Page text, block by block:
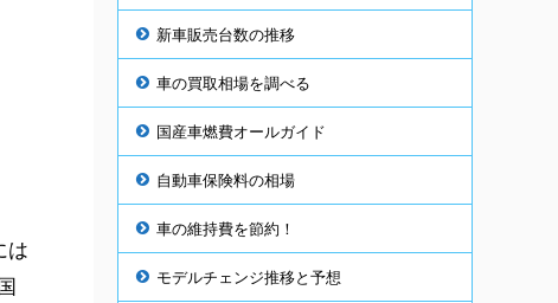
は
新車販売台数の推移
車の買取相場を調べる
国産車燃費オールガイド
自動車保険料の相場
車の維持費を節約！
モデルチェンジ推移と予想